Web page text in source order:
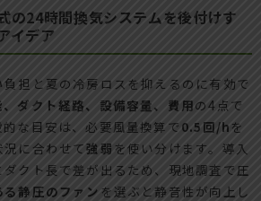
の24時間換気システムを後付けす
イデア
負担と夏の冷房ロスを抑えるのに有効で
ダクト経路、設備容量、費用の4点で
な目安は、必要風量換算で 0.5回/hを
に合わせて強弱 を使い分けます。導入
クト長で差が出るため、現地調査で圧
る静圧のファン を選ぶと静音性が向上し